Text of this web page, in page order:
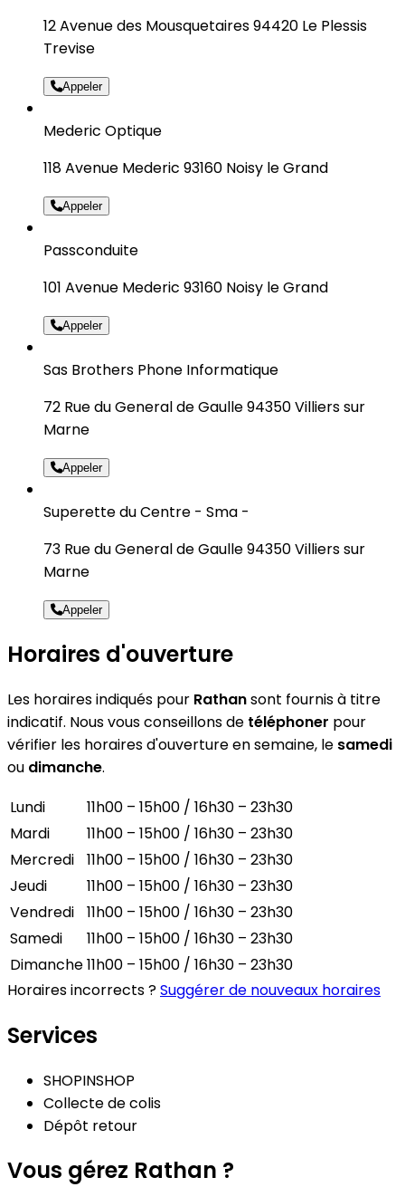
12 Avenue des Mousquetaires 94420 Le Plessis
Trevise
Appeler
Mederic Optique
118 Avenue Mederic 93160 Noisy le Grand
Appeler
Passconduite
101 Avenue Mederic 93160 Noisy le Grand
Appeler
Sas Brothers Phone Informatique
72 Rue du General de Gaulle 94350 Villiers sur
Marne
Appeler
Superette du Centre - Sma -
73 Rue du General de Gaulle 94350 Villiers sur
Marne
Appeler
Horaires d'ouverture
Les horaires indiqués pour Rathansont fournis à titre
indicatif. Nous vous conseillons de téléphoner pour
vérifier les horaires d'ouverture en semaine, le samedi
ou dimanche.
Lundi
11h00 – 15h00 / 16h30 – 23h30
Mardi
11h00 – 15h00 / 16h30 – 23h30
Mercredi
11h00 – 15h00 / 16h30 – 23h30
Jeudi
11h00 – 15h00 / 16h30 – 23h30
Vendredi
11h00 – 15h00 / 16h30 – 23h30
Samedi
11h00 – 15h00 / 16h30 – 23h30
Dimanche11h00 – 15h00 / 16h30 – 23h30
Horaires incorrects ?Suggérer de nouveaux horaires
Services
SHOPINSHOP
Collecte de colis
Dépôt retour
Vous gérez Rathan ?